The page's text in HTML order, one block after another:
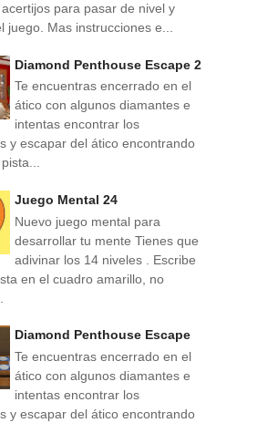
para pasar de nivel y
juego. Mas instrucciones e...
Diamond Penthouse Escape 2
Te encuentras encerrado en el
ático con algunos diamantes e
intentas encontrar los
y escapar del ático encontrando
Juego Mental 24
Nuevo juego mental para
desarrollar tu mente Tienes que
adivinar los 14 niveles . Escribe
en el cuadro amarillo, no
Diamond Penthouse Escape
Te encuentras encerrado en el
ático con algunos diamantes e
intentas encontrar los
y escapar del ático encontrando